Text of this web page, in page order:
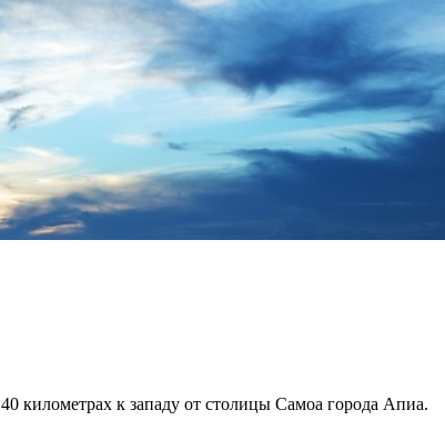
километрах к западу от столицы Самоа города Апиа.